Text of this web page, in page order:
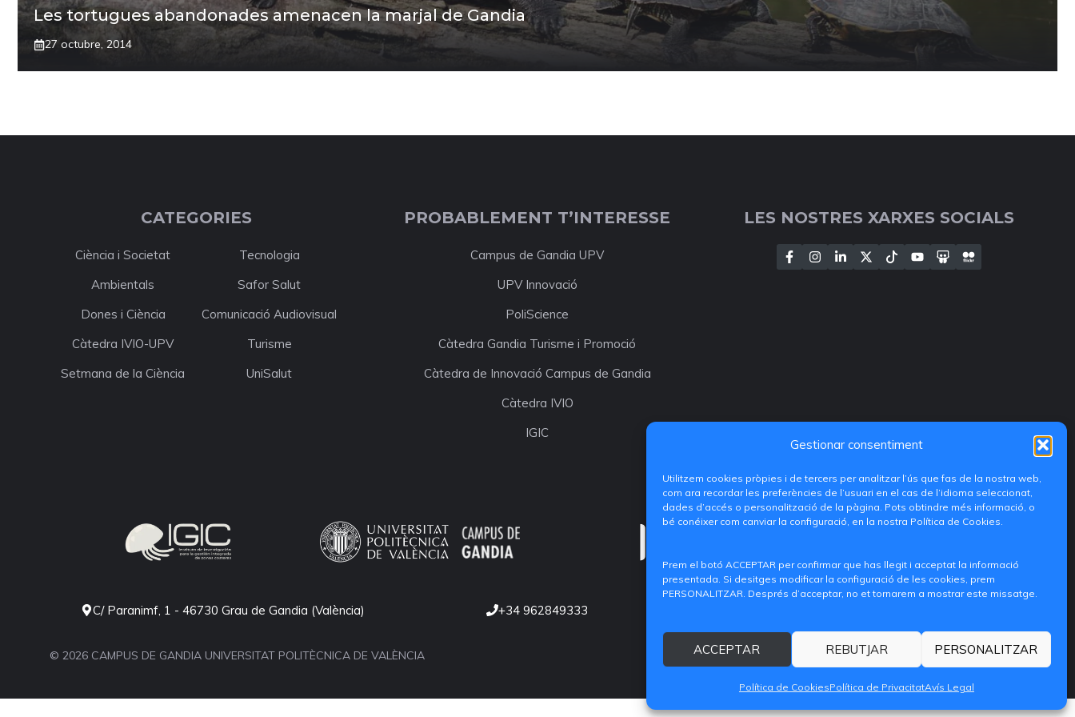
Gestionar consentiment
Utilitzem cookies pròpies i de tercers per analitzar l’ús que fas de la nostra web,
com ara recordar les preferències de l’usuari en el cas de l’idioma seleccionat,
dades d’accés o personalització de la pàgina. Pots obtindre més informació, o
bé conéixer com canviar la configuració, en la nostra Política de Cookies.
Prem el botó ACCEPTAR per confirmar que has llegit i acceptat la informació
presentada. Si desitges modificar la configuració de les cookies, prem
PERSONALITZAR. Després d’acceptar, no et tornarem a mostrar este missatge.
ACCEPTAR REBUTJAR PERSONALITZAR
Política de CookiesPolítica de PrivacitatAvís Legal
Les tortugues abandonades amenacen la marjal de Gandia
27 octubre, 2014
CATEGORIES
Ciència i Societat
Tecnologia
Ambientals
Safor Salut
Dones i Ciència
Comunicació Audiovisual
Càtedra IVIO-UPV
Turisme
Setmana de la Ciència
UniSalut
PROBABLEMENT T’INTERESSE
Campus de Gandia UPV
UPV Innovació
PoliScience
Càtedra Gandia Turisme i Promoció
Càtedra de Innovació Campus de Gandia
Càtedra IVIO
IGIC
LES NOSTRES XARXES SOCIALS
C/ Paranimf, 1 - 46730 Grau de Gandia (València) +34 962849333
© 2026 CAMPUS DE GANDIA UNIVERSITAT POLITÈCNICA DE VALÈNCIA Qui somContacte Política de privacitat Política de Cookies